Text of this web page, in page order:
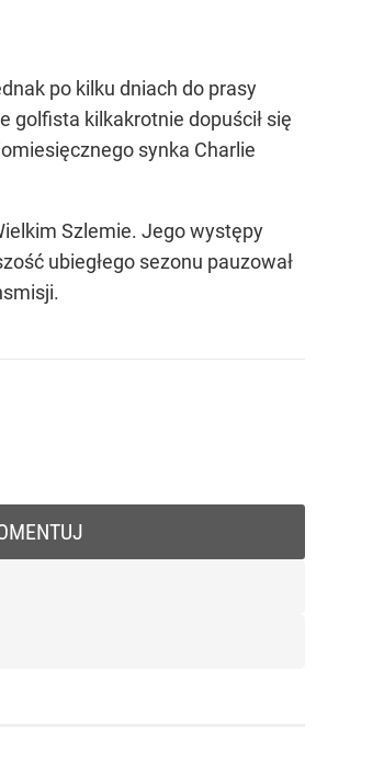
po kilku dniach do prasy
golfista kilkakrotnie dopuścił się
synka Charlie
Szlemie. Jego występy
ubiegłego sezonu pauzował